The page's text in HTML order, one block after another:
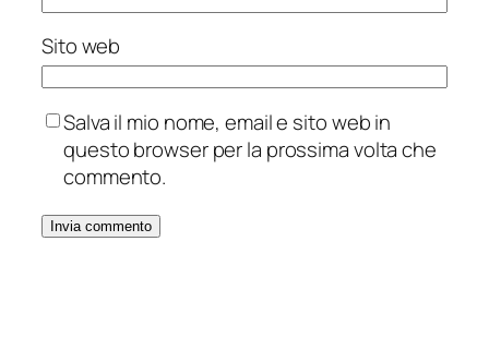
Sito web
Salva il mio nome, email e sito web in
questo browser per la prossima volta che
commento.